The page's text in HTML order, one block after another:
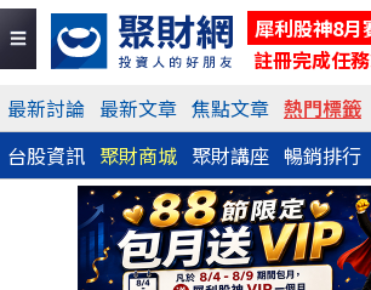
犀利股神8月
註冊完成任
最新討論 最新文章 焦點文章 熱門標籤
台股資訊 聚財商城 聚財講座 暢銷排行